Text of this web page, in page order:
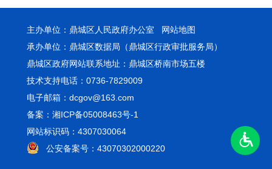
主办单位：鼎城区人民政府办公室 网站地图
承办单位：鼎城区数据局（鼎城区行政审批服务局）
鼎城区政府网站联系地址：鼎城区桥南市场五楼
技术支持电话：0736-7829009
电子邮箱：dcgov@163.com
备案：湘ICP备05008463号-1
网站标识码：4307030064
公安备案号：43070302000220